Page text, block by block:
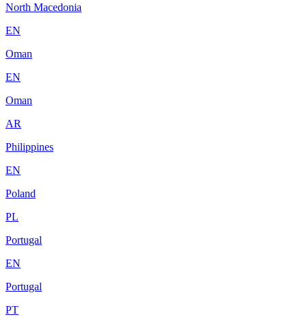
North Macedonia
EN
Oman
EN
Oman
AR
Philippines
EN
Poland
PL
Portugal
EN
Portugal
PT